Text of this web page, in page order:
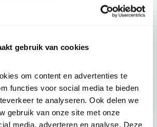
gebruik van cookies
om content en advertenties te
functies voor social media te bieden
te analyseren. Ook delen we
gebruik van onze site met onze
media, adverteren en analyse. Deze
nieuws, inspiratie, acties en tips
van Vogelbescherming.